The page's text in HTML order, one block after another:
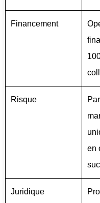
Financement
Risque
en
Juridique